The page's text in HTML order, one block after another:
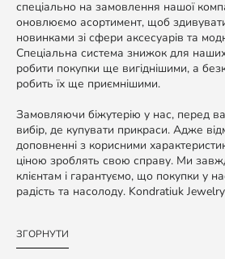
спеціально на замовлення нашої
оновлюємо асортимент, щоб
новинками зі сфери аксесуарів та
Спеціальна система знижок для наших
робити покупки ще вигіднішими, а
робить їх ще приємнішими.
Замовляючи біжутерію у нас, перед
вибір, де купувати прикраси. Адже
доповненні з корисними
ціною зроблять свою справу. Ми
клієнтам і гарантуємо, що покупки у
радість та насолоду. Kondratiuk
ЗГОРНУТИ